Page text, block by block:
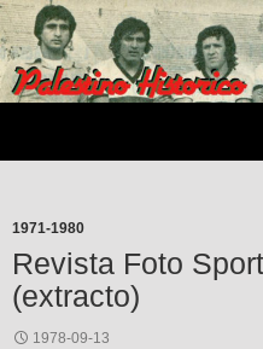
Saltar
al
contenido
1971-1980
Revista Foto
(extracto)
1978-09-13